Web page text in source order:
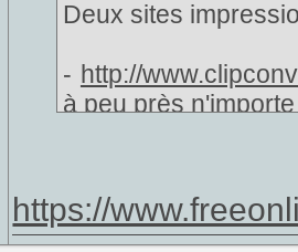
Deux sites
- http://
à peu près
tester donc je ne
https://